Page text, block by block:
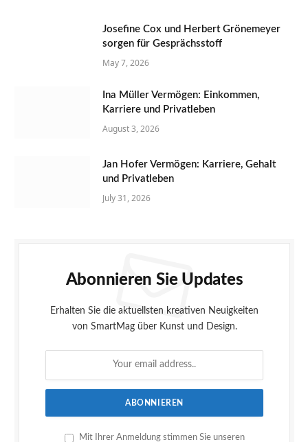
Josefine Cox und Herbert Grönemeyer
sorgen für Gesprächsstoff
May 7, 2026
Ina Müller Vermögen: Einkommen,
Karriere und Privatleben
August 3, 2026
Jan Hofer Vermögen: Karriere, Gehalt
und Privatleben
July 31, 2026
Abonnieren Sie Updates
Erhalten Sie die aktuellsten kreativen Neuigkeiten
von SmartMag über Kunst und Design.
Mit Ihrer Anmeldung stimmen Sie unseren